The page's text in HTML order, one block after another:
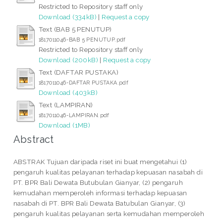
Restricted to Repository staff only
Download (334kB) | Request a copy
Text (BAB 5 PENUTUP)
1817011046-BAB 5 PENUTUP.pdf
Restricted to Repository staff only
Download (200kB) | Request a copy
Text (DAFTAR PUSTAKA)
1817011046-DAFTAR PUSTAKA.pdf
Download (403kB)
Text (LAMPIRAN)
1817011046-LAMPIRAN.pdf
Download (1MB)
Abstract
ABSTRAK Tujuan daripada riset ini buat mengetahui (1)
pengaruh kualitas pelayanan terhadap kepuasan nasabah di
PT. BPR Bali Dewata Butubulan Gianyar, (2) pengaruh
kemudahan memperoleh informasi terhadap kepuasan
nasabah di PT. BPR Bali Dewata Batubulan Gianyar, (3)
pengaruh kualitas pelayanan serta kemudahan memperoleh